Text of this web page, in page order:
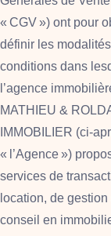
« CGV ») ont pour
définir les
conditions dans
l’agence
MATHIEU &
IMMOBILIER (ci-
« l’Agence »)
services de
location, de
conseil en